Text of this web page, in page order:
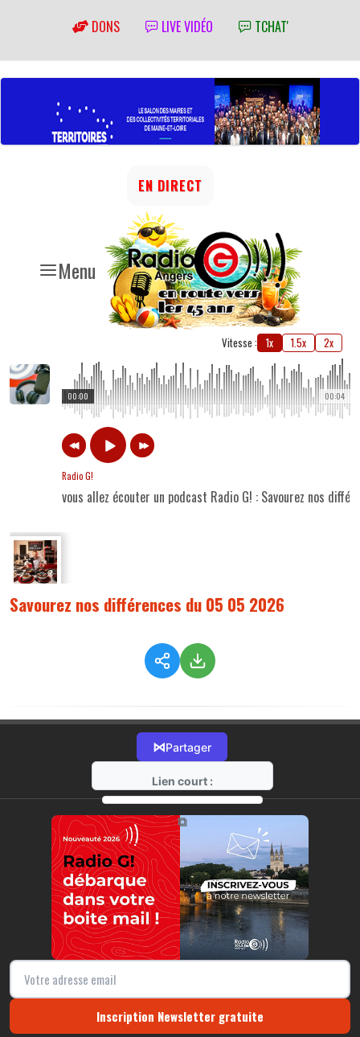
DONS LIVE VIDÉO TCHAT'
Menu
EN DIRECT
Vitesse : 1x 1.5x 2x
00:04
00:00
Radio G!
vous allez écouter un podcast Radio G! : Savourez nos
Savourez nos différences du 05 05 2026
⋈Partager
Lien court :
https://radio-g.fr?21901
⧉
Inscription Newsletter gratuite